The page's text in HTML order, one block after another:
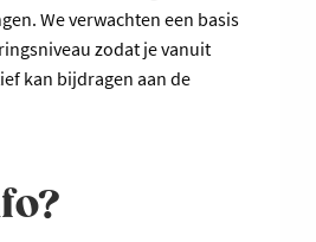
We verwachten een basis
zodat je vanuit
kan bijdragen aan de